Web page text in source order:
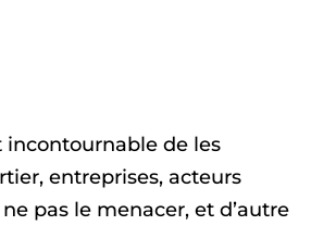
incontournable de les
entreprises, acteurs
pas le menacer, et d’autre